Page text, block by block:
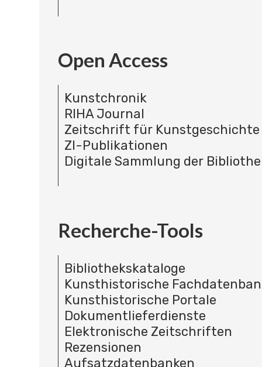
Open Access
Kunstchronik
RIHA Journal
Zeitschrift für Kunstgeschichte
ZI-Publikationen
Digitale Sammlung der
Recherche-Tools
Bibliothekskataloge
Kunsthistorische
Kunsthistorische Portale
Dokumentlieferdienste
Elektronische Zeitschriften
Rezensionen
Aufsatzdatenbanken